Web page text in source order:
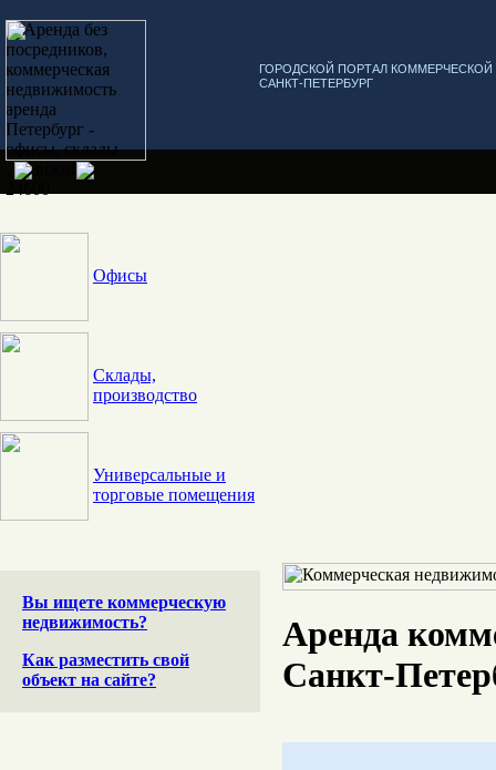
ГОРОДСКОЙ ПОРТАЛ
САНКТ-ПЕТЕРБУРГ
Офисы
Склады,
производство
Универсальные и
торговые помещения
Вы ищете коммерческую
недвижимость?
Как разместить свой
объект на сайте?
Аренда
Санкт-